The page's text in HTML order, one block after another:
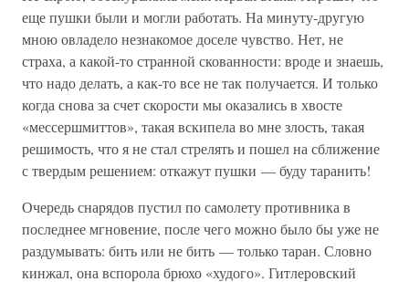
еще пушки были и могли работать. На минуту-другую
мною овладело незнакомое доселе чувство. Нет, не
страха, а какой-то странной скованности: вроде и знаешь,
что надо делать, а как-то все не так получается. И только
когда снова за счет скорости мы оказались в хвосте
«мессершмиттов», такая вскипела во мне злость, такая
решимость, что я не стал стрелять и пошел на сближение
с твердым решением: откажут пушки — буду таранить!
Очередь снарядов пустил по самолету противника в
последнее мгновение, после чего можно было бы уже не
раздумывать: бить или не бить — только таран. Словно
кинжал, она вспорола брюхо «худого». Гитлеровский